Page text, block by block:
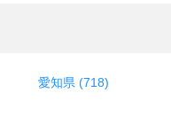
愛知県 (718)